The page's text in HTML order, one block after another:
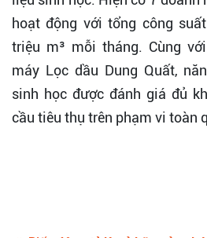
hoạt động với tổng công
triệu m³ mỗi tháng. Cùng
máy Lọc dầu Dung Quất,
sinh học được đánh giá đủ
cầu tiêu thụ trên phạm vi toàn